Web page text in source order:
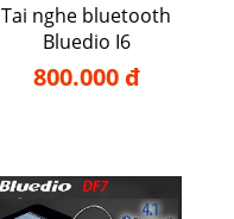
Tai nghe bluetooth
Bluedio I6
800.000 đ